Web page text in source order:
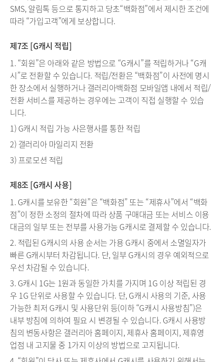
SMS, 알림톡 등으로 통지하고 당초“백화점”에서 제시한 조건에
따라 “가입고객”에게 보상합니다.
제7조 [G캐시 적립]
1. “회원”은 아래와 같은 방법으로 “G캐시”를 적립하거나 “G캐
시”로 전환할 수 있습니다. 적립/전환은 “백화점”이 사전에 명시
한 장소에서 실행하거나 갤러리아백화점 모바일앱 내에서 적립/
전환 서비스를 제공하는 경우에는 고객이 직접 실행할 수 있습
니다.
1) G캐시 적립 가능 사은행사를 통한 적립
2) 갤러리아 마일리지 전환
3) 프로모션 적립
제8조 [G캐시 사용]
1. G캐시를 보유한 “회원”은 “백화점” 또는 “제휴사”에서 “백화
점”이 정한 소정의 절차에 따라 상품 구매대금 또는 서비스 이용
대금의 일부 또는 전부를 사용가능 G캐시로 결제할 수 있습니다.
2. 적립된 G캐시의 사용 순서는 가용 G캐시 중에서 소멸일자가
빠른 G캐시부터 차감됩니다. 단, 일부 G캐시의 경우 예외적으로
우선 차감될 수 있습니다.
3. G캐시 1G는 1원과 동일한 가치를 가지며 1G 이상 적립된 경
우 1G 단위로 사용할 수 있습니다. 단, G캐시 사용의 기준, 사용
가능한 최저 G캐시 및 사용단위 등(이하 “G캐시 사용방침”)은
내부 방침에 의하여 필요 시 변경될 수 있습니다. G캐시 사용방
침의 변동사항은 갤러리아 홈페이지, 제휴사 홈페이지, 제휴영
업점 내 고지물 중 1가지 이상의 방법으로 고지됩니다.